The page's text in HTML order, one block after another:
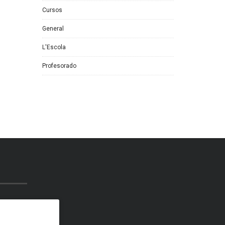
Cursos
General
L'Escola
Profesorado